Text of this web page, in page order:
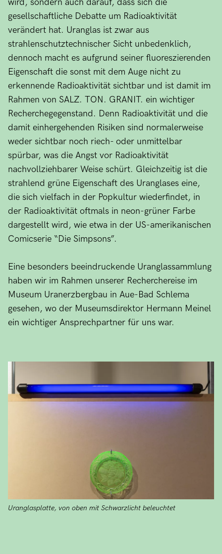
gesellschaftliche Debatte um Radioaktivität
verändert hat. Uranglas ist zwar aus
strahlenschutztechnischer Sicht unbedenklich,
dennoch macht es aufgrund seiner fluoreszierenden
Eigenschaft die sonst mit dem Auge nicht zu
erkennende Radioaktivität sichtbar und ist damit im
Rahmen von SALZ. TON. GRANIT. ein wichtiger
Recherchegegenstand. Denn Radioaktivität und die
damit einhergehenden Risiken sind normalerweise
weder sichtbar noch riech- oder unmittelbar
spürbar, was die Angst vor Radioaktivität
nachvollziehbarer Weise schürt. Gleichzeitig ist die
strahlend grüne Eigenschaft des Uranglases eine,
die sich vielfach in der Popkultur wiederfindet, in
der Radioaktivität oftmals in neon-grüner Farbe
dargestellt wird, wie etwa in der US-amerikanischen
Comicserie “Die Simpsons”.
Eine besonders beeindruckende Uranglassammlung
haben wir im Rahmen unserer Recherchereise im
Museum Uranerzbergbau in Aue-Bad Schlema
gesehen, wo der Museumsdirektor Hermann Meinel
ein wichtiger Ansprechpartner für uns war.
Uranglasplatte, von oben mit Schwarzlicht beleuchtet